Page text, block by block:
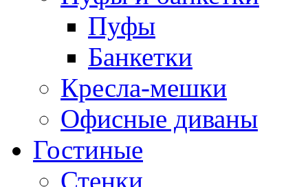
Пуфы
Банкетки
Кресла-мешки
Офисные диваны
Гостиные
Стенки